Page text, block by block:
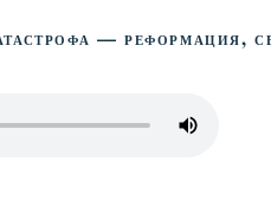
— Реформация,